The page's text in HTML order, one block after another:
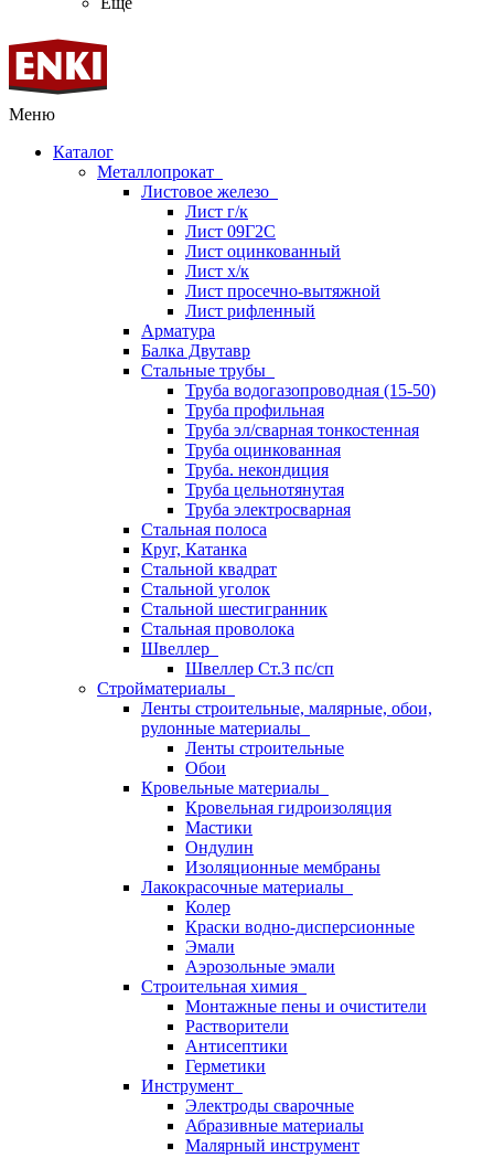
Меню
Каталог
Металлопрокат
Листовое железо
Лист г/к
Лист 09Г2С
Лист оцинкованный
Лист х/к
Лист просечно-вытяжной
Лист рифленный
Арматура
Балка Двутавр
Стальные трубы
Труба водогазопроводная (15-50)
Труба профильная
Труба эл/сварная тонкостенная
Труба оцинкованная
Труба. некондиция
Труба цельнотянутая
Труба электросварная
Стальная полоса
Круг, Катанка
Стальной квадрат
Стальной уголок
Стальной шестигранник
Стальная проволока
Швеллер
Швеллер Ст.3 пс/сп
Стройматериалы
Ленты строительные, малярные, обои,
рулонные материалы
Ленты строительные
Обои
Кровельные материалы
Кровельная гидроизоляция
Мастики
Ондулин
Изоляционные мембраны
Лакокрасочные материалы
Колер
Краски водно-дисперсионные
Эмали
Аэрозольные эмали
Строительная химия
Монтажные пены и очистители
Растворители
Антисептики
Герметики
Инструмент
Электроды сварочные
Абразивные материалы
Малярный инструмент